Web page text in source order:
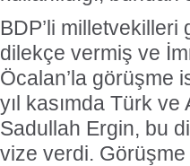
BDP’li milletvekilleri
dilekçe vermiş ve
Öcalan’la görüşme
yıl kasımda Türk ve
Sadullah Ergin, bu
vize verdi.